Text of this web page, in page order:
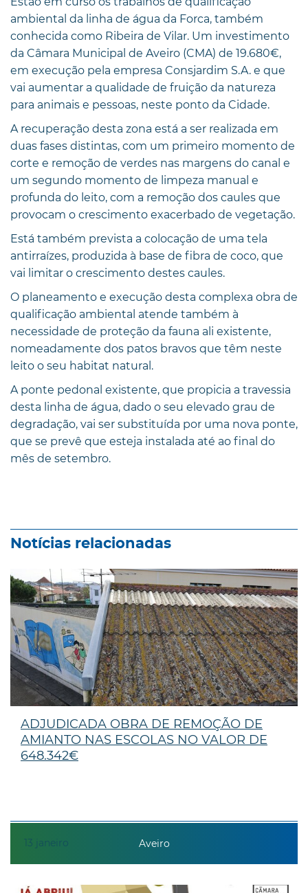
ambiental da linha de água da Forca, também
conhecida como Ribeira de Vilar. Um investimento
da Câmara Municipal de Aveiro (CMA) de 19.680€,
em execução pela empresa Consjardim S.A. e que
vai aumentar a qualidade de fruição da natureza
para animais e pessoas, neste ponto da Cidade.
A recuperação desta zona está a ser realizada em
duas fases distintas, com um primeiro momento de
corte e remoção de verdes nas margens do canal e
um segundo momento de limpeza manual e
profunda do leito, com a remoção dos caules que
provocam o crescimento exacerbado de vegetação.
Está também prevista a colocação de uma tela
antirraízes, produzida à base de fibra de coco, que
vai limitar o crescimento destes caules.
O planeamento e execução desta complexa obra de
qualificação ambiental atende também à
necessidade de proteção da fauna ali existente,
nomeadamente dos patos bravos que têm neste
leito o seu habitat natural.
A ponte pedonal existente, que propicia a travessia
desta linha de água, dado o seu elevado grau de
degradação, vai ser substituída por uma nova ponte,
que se prevê que esteja instalada até ao final do
mês de setembro.
Notícias relacionadas
13 janeiro
ADJUDICADA OBRA DE REMOÇÃO DE
AMIANTO NAS ESCOLAS NO VALOR DE
648.342€
Aveiro